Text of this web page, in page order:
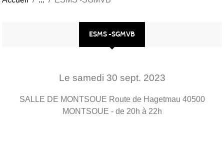
ESMS -SGMVB
Le samedi 30 sept. 2023
SALLE DE MONTSOUE Route de Hagetmau 40500
MONTSOUE - de 20h à 22h